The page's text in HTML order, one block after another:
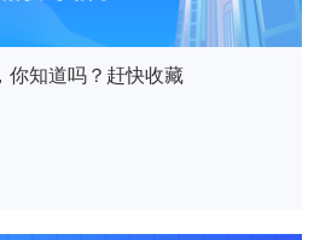
你知道吗？赶快收藏